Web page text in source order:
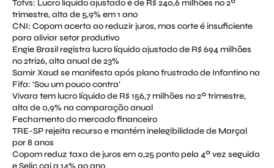
Totvs: Lucro líquido ajustado é de R$ 240,6 milhões no 2º
trimestre, alta de 5,9% em 1 ano
CNI: Copom acerta ao reduzir juros, mas corte é insuficiente
para aliviar setor produtivo
Engie Brasil registra lucro líquido ajustado de R$ 694 milhões
no 2tri26, alta anual de 23%
Samir Xaud se manifesta após plano frustrado de Infantino na
Fifa: ‘Sou um pouco contra’
Vivara tem lucro líquido de R$ 156,7 milhões no 2º trimestre,
alta de 0,9% na comparação anual
Fechamento do mercado financeiro
TRE-SP rejeita recurso e mantém inelegibilidade de Marçal
por 8 anos
Copom reduz taxa de juros em 0,25 ponto pela 4ª vez seguida
e Selic cai a 14% ao ano